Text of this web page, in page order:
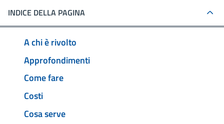
INDICE DELLA PAGINA
A chi è rivolto
Approfondimenti
Come fare
Costi
Cosa serve